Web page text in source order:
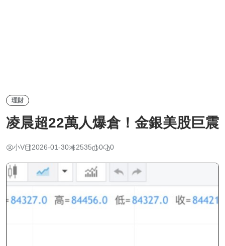
理財
凌晨超22萬人爆倉！金銀美股巨震
小V 2026-01-30 2535 0 0